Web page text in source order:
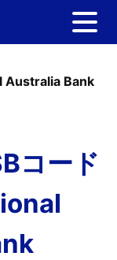
Australia Bank
コード